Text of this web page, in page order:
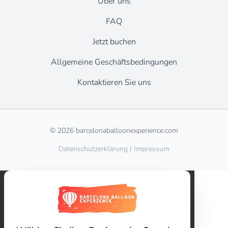
FAQ
Jetzt buchen
Allgemeine Geschäftsbedingungen
Kontaktieren Sie uns
© 2026 barcelonaballoonexperience.com
Datenschutzerklärung | Impressum